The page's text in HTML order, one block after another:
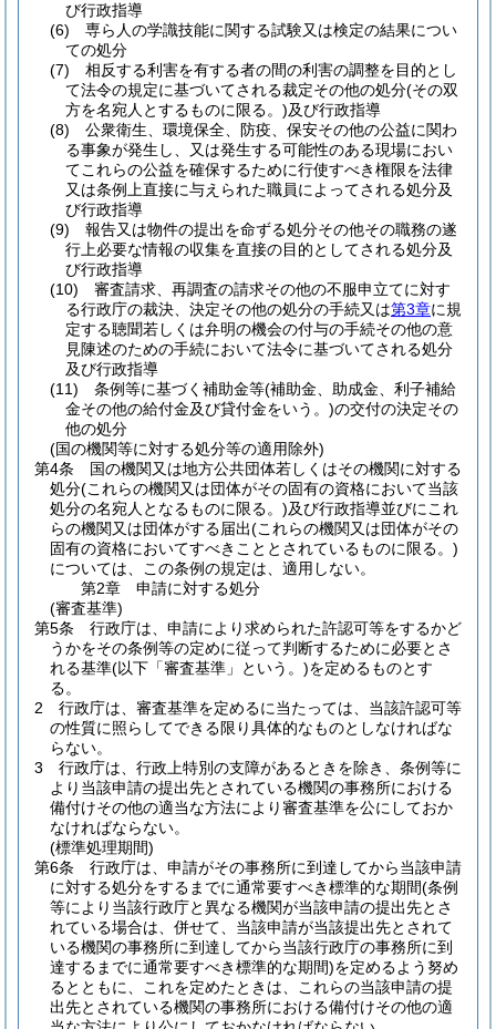
び行政指導
(6)
専ら人の学識技能に関する試験又は検定の結果につい
ての処分
(7)
相反する利害を有する者の間の利害の調整を目的とし
て法令の規定に基づいてされる裁定その他の処分(その双
方を名宛人とするものに限る。)及び行政指導
(8)
公衆衛生、環境保全、防疫、保安その他の公益に関わ
る事象が発生し、又は発生する可能性のある現場におい
てこれらの公益を確保するために行使すべき権限を法律
又は条例上直接に与えられた職員によってされる処分及
び行政指導
(9)
報告又は物件の提出を命ずる処分その他その職務の遂
行上必要な情報の収集を直接の目的としてされる処分及
び行政指導
(10)
審査請求、再調査の請求その他の不服申立てに対す
る行政庁の裁決、決定その他の処分の手続又は第3章に規
定する聴聞若しくは弁明の機会の付与の手続その他の意
見陳述のための手続において法令に基づいてされる処分
及び行政指導
(11)
条例等に基づく補助金等(補助金、助成金、利子補給
金その他の給付金及び貸付金をいう。)の交付の決定その
他の処分
(国の機関等に対する処分等の適用除外)
第4条
国の機関又は地方公共団体若しくはその機関に対する
処分(これらの機関又は団体がその固有の資格において当該
処分の名宛人となるものに限る。)及び行政指導並びにこれ
らの機関又は団体がする届出(これらの機関又は団体がその
固有の資格においてすべきこととされているものに限る。)
については、この条例の規定は、適用しない。
第2章
申請に対する処分
(審査基準)
第5条
行政庁は、申請により求められた許認可等をするかど
うかをその条例等の定めに従って判断するために必要とさ
れる基準(以下「審査基準」という。)を定めるものとす
る。
2
行政庁は、審査基準を定めるに当たっては、当該許認可等
の性質に照らしてできる限り具体的なものとしなければな
らない。
3
行政庁は、行政上特別の支障があるときを除き、条例等に
より当該申請の提出先とされている機関の事務所における
備付けその他の適当な方法により審査基準を公にしておか
なければならない。
(標準処理期間)
第6条
行政庁は、申請がその事務所に到達してから当該申請
に対する処分をするまでに通常要すべき標準的な期間(条例
等により当該行政庁と異なる機関が当該申請の提出先とさ
れている場合は、併せて、当該申請が当該提出先とされて
いる機関の事務所に到達してから当該行政庁の事務所に到
達するまでに通常要すべき標準的な期間)を定めるよう努め
るとともに、これを定めたときは、これらの当該申請の提
出先とされている機関の事務所における備付けその他の適